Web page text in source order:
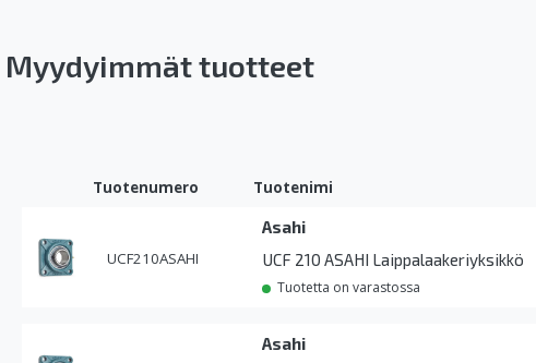
Myydyimmät tuotteet
Tuotenumero Tuotenimi
UCF210ASAHI
Asahi
UCF 210 ASAHI Laippalaakeriyksikkö
Tuotetta on varastossa
Asahi